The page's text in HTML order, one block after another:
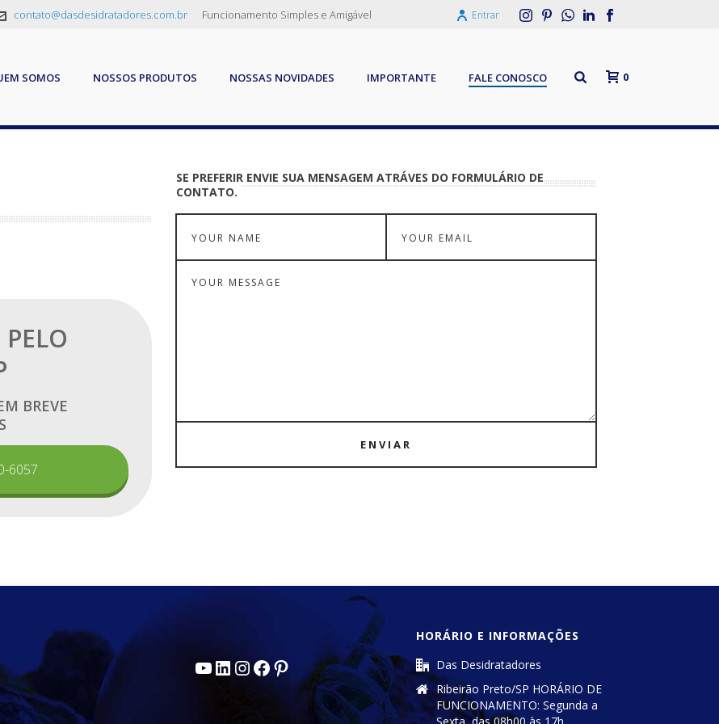
contato@dasdesidratadores.com.br Funcionamento Simples e Amigável Entrar
SOMOS NOSSOS PRODUTOS NOSSAS NOVIDADES IMPORTANTE FALE CONOSCO 0
BREVE
6057
SE PREFERIR ENVIE SUA MENSAGEM ATRÁVES DO FORMULÁRIO DE
CONTATO.
ENVIAR
Youtube
LinkedIn
Instagram
Facebook
Pinterest
HORÁRIO E INFORMAÇÕES
Das Desidratadores
Ribeirão Preto/SP HORÁRIO DE
FUNCIONAMENTO: Segunda a